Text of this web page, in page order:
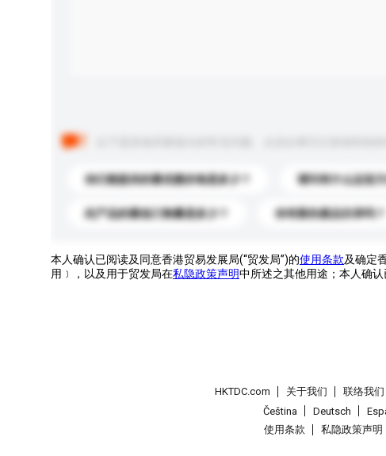
你们能提供的最优惠价格是多少？ 请问有什么运送
此产品的最低订购量是多少？ 你有新的產品目录吗？
本人确认已阅读及同意香港贸易发展局(“贸发局”)的使用条款及确定
用﹞，以及用于贸发局在私隐政策声明中所述之其他用途；本人确
HKTDC.com 关于我们 联络我们
Čeština
Deutsch
使用条款
私隐政策声明